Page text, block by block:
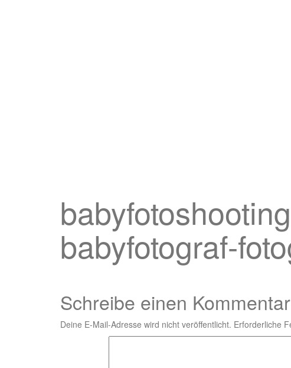
babyfotograf-
Schreibe einen Kommentar
Deine E-Mail-Adresse wird nicht veröffentlicht. Erforderliche